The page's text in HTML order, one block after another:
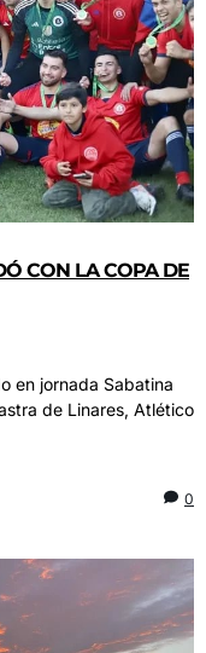
CON LA COPA DE
en jornada Sabatina
de Linares, Atlético
0